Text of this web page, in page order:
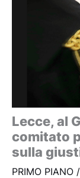
Lecce, al
comitato
sulla
PRIMO PIANO /